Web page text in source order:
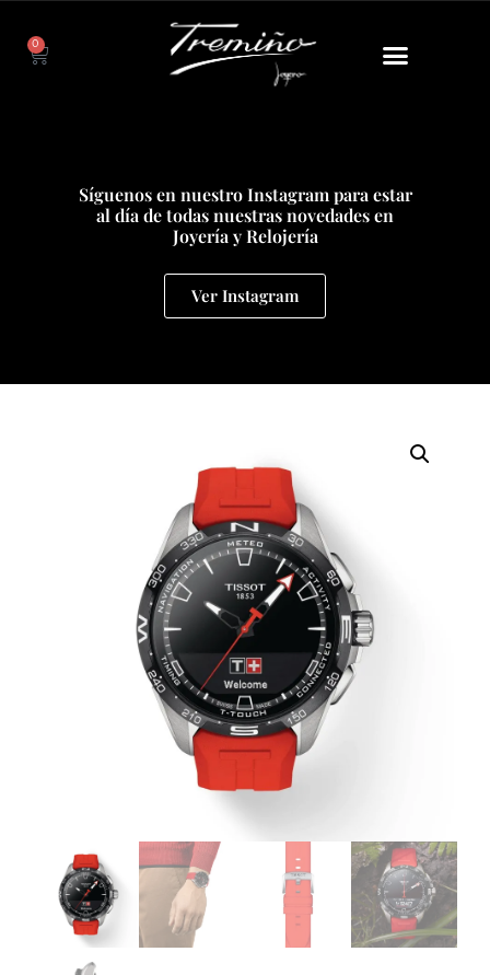
0
Síguenos en nuestro Instagram para estar
al día de todas nuestras novedades en
Joyería y Relojería
Ver Instagram